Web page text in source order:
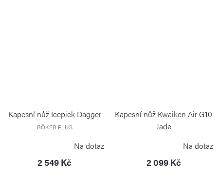
Kapesní nůž Icepick Dagger
BÖKER PLUS
Na dotaz
2 549 Kč
Kapesní nůž Kwaiken Air G10
Jade
Na dotaz
2 099 Kč